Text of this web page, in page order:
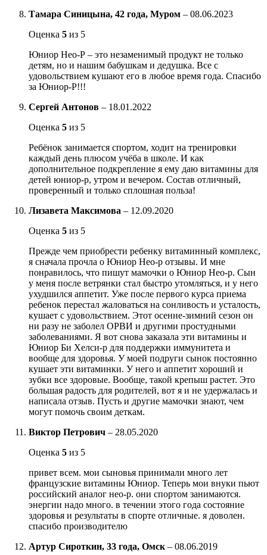
Тамара Синицына, 42 года, Муром – 08.06.2023
Оценка 5 из 5
Юниор Нео-Р – это незаменимый продукт не только
детям, но и нашим бабушкам и дедушка. Все с
удовольствием кушают его в любое время года. Спасибо
за Юниор-Р!!!
Сергей Антонов – 18.01.2022
Оценка 5 из 5
Ребёнок занимается спортом, ходит на тренировки
каждый день плюсом учёба в школе. И как
дополнительное подкрепление я ему даю витамины для
детей юниор-р, утром и вечером. Состав отличный,
проверенный и только сплошная польза!
Лизавета Максимова – 12.09.2020
Оценка 5 из 5
Прежде чем приобрести ребенку витаминный комплекс,
я сначала прочла о Юниор Нео-р отзывы. И мне
понравилось, что пишут мамочки о Юниор Нео-р. Сын
у меня после ветрянки стал быстро утомляться, и у него
ухудшился аппетит. Уже после первого курса приема
ребенок перестал жаловаться на сонливость и усталость,
кушает с удовольствием. Этот осенне-зимний сезон он
ни разу не заболел ОРВИ и другими простудными
заболеваниями. Я вот снова заказала эти витамины и
Юниор Би Хелси-р для поддержки иммунитета и
вообще для здоровья. У моей подруги сынок постоянно
кушает эти витаминки. У него и аппетит хороший и
зубки все здоровые. Вообще, такой крепыш растет. Это
большая радость для родителей, вот я и не удержалась и
написала отзыв. Пусть и другие мамочки знают, чем
могут помочь своим деткам.
Виктор Петрович – 28.05.2020
Оценка 5 из 5
привет всем. мои сыновья принимали много лет
французские витамины Юниор. Теперь мои внуки пьют
российский аналог нео-р. они спортом занимаются.
энергии надо много. в течении этого года состояние
здоровья и результаты в спорте отличные. я доволен.
спасибо производителю
Артур Сироткин, 33 года, Омск – 08.06.2019